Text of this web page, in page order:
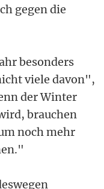
gegen die
besonders
viele davon",
der Winter
brauchen
noch mehr